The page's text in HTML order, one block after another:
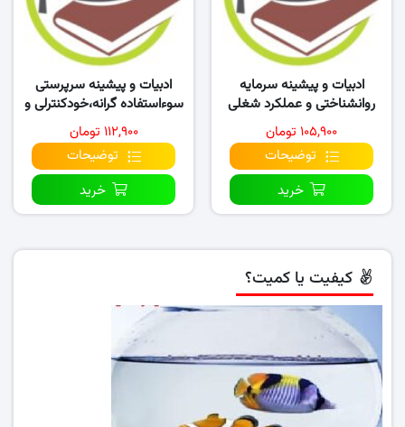
ادبیات و پیشینه سرمایه
روانشناختی و عملکرد شغلی
کارکنان در سازمان
۱۰۵,۹۰۰ تومان
توضیحات
خرید
ادبیات و پیشینه سرپرستی
سوءاستفاده گرانه،خودکنترلی و
رفتار اخلاقی
۱۱۲,۹۰۰ تومان
توضیحات
خرید
کیفیت یا کمیت؟